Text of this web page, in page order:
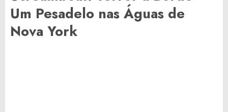
Um Pesadelo nas Águas de
Nova York